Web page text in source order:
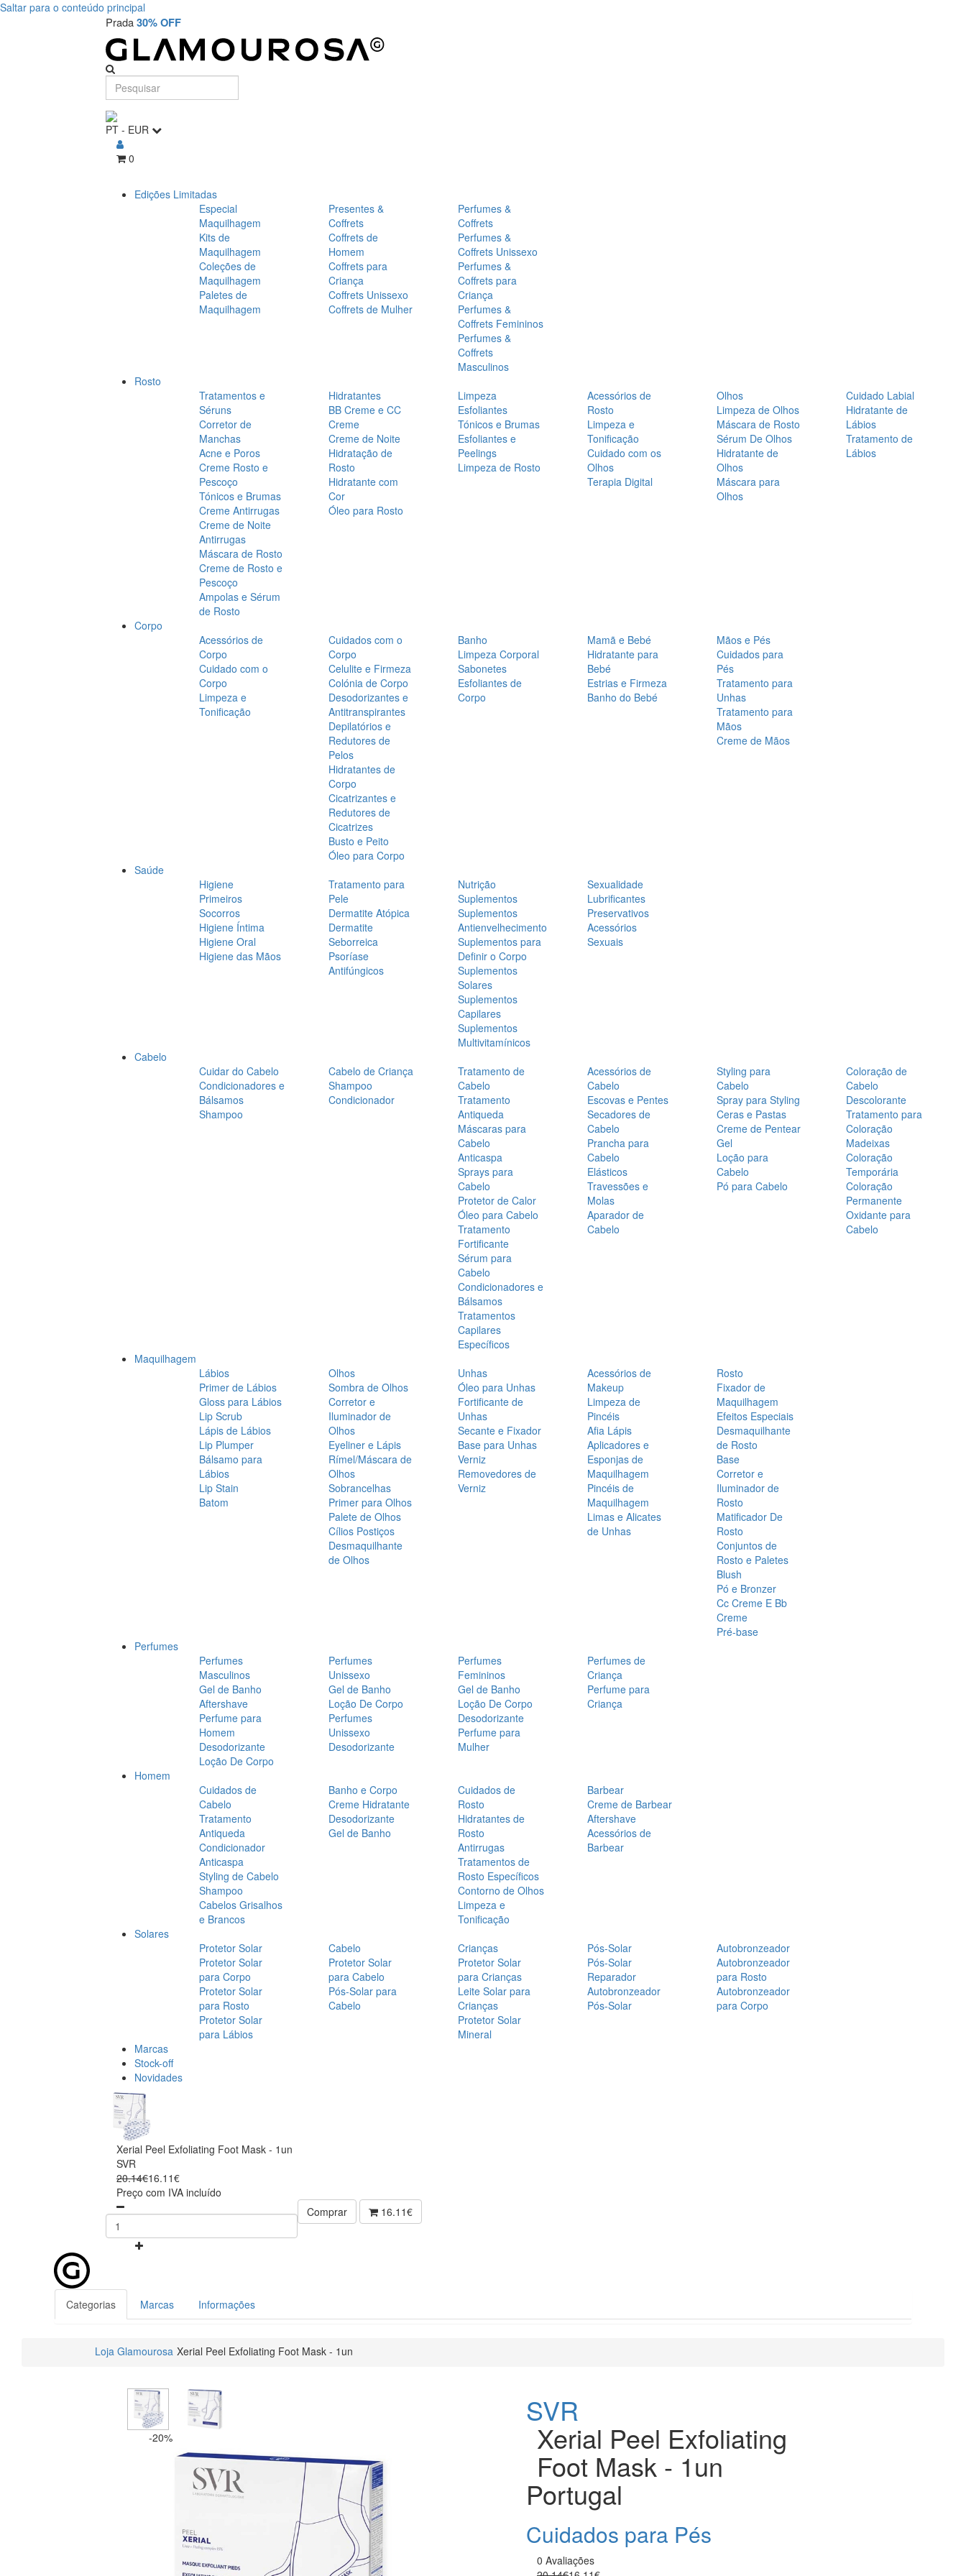
Saltar para o conteúdo principal
Prada30% OFF
PT - EUR
0
Edições Limitadas
Especial
Maquilhagem
Kits de
Maquilhagem
Coleções de
Maquilhagem
Paletes de
Maquilhagem
Presentes &
Coffrets
Coffrets de
Homem
Coffrets para
Criança
Coffrets Unissexo
Coffrets de Mulher
Perfumes &
Coffrets
Perfumes &
Coffrets Unissexo
Perfumes &
Coffrets para
Criança
Perfumes &
Coffrets Femininos
Perfumes &
Coffrets
Masculinos
Rosto
Tratamentos e
Séruns
Corretor de
Manchas
Acne e Poros
Creme Rosto e
Pescoço
Tónicos e Brumas
Creme Antirrugas
Creme de Noite
Antirrugas
Máscara de Rosto
Creme de Rosto e
Pescoço
Ampolas e Sérum
de Rosto
Hidratantes
BB Creme e CC
Creme
Creme de Noite
Hidratação de
Rosto
Hidratante com
Cor
Óleo para Rosto
Limpeza
Esfoliantes
Tónicos e Brumas
Esfoliantes e
Peelings
Limpeza de Rosto
Acessórios de
Rosto
Limpeza e
Tonificação
Cuidado com os
Olhos
Terapia Digital
Olhos
Limpeza de Olhos
Máscara de Rosto
Sérum De Olhos
Hidratante de
Olhos
Máscara para
Olhos
Cuidado Labial
Hidratante de
Lábios
Tratamento de
Lábios
Corpo
Acessórios de
Corpo
Cuidado com o
Corpo
Limpeza e
Tonificação
Cuidados com o
Corpo
Celulite e Firmeza
Colónia de Corpo
Desodorizantes e
Antitranspirantes
Depilatórios e
Redutores de
Pelos
Hidratantes de
Corpo
Cicatrizantes e
Redutores de
Cicatrizes
Busto e Peito
Óleo para Corpo
Banho
Limpeza Corporal
Sabonetes
Esfoliantes de
Corpo
Mamã e Bebé
Hidratante para
Bebé
Estrias e Firmeza
Banho do Bebé
Mãos e Pés
Cuidados para
Pés
Tratamento para
Unhas
Tratamento para
Mãos
Creme de Mãos
Saúde
Higiene
Primeiros
Socorros
Higiene Íntima
Higiene Oral
Higiene das Mãos
Tratamento para
Pele
Dermatite Atópica
Dermatite
Seborreica
Psoríase
Antifúngicos
Nutrição
Suplementos
Suplementos
Antienvelhecimento
Suplementos para
Definir o Corpo
Suplementos
Solares
Suplementos
Capilares
Suplementos
Multivitamínicos
Sexualidade
Lubrificantes
Preservativos
Acessórios
Sexuais
Cabelo
Cuidar do Cabelo
Condicionadores e
Bálsamos
Shampoo
Cabelo de Criança
Shampoo
Condicionador
Tratamento de
Cabelo
Tratamento
Antiqueda
Máscaras para
Cabelo
Anticaspa
Sprays para
Cabelo
Protetor de Calor
Óleo para Cabelo
Tratamento
Fortificante
Sérum para
Cabelo
Condicionadores e
Bálsamos
Tratamentos
Capilares
Específicos
Acessórios de
Cabelo
Escovas e Pentes
Secadores de
Cabelo
Prancha para
Cabelo
Elásticos
Travessões e
Molas
Aparador de
Cabelo
Styling para
Cabelo
Spray para Styling
Ceras e Pastas
Creme de Pentear
Gel
Loção para
Cabelo
Pó para Cabelo
Coloração de
Cabelo
Descolorante
Tratamento para
Coloração
Madeixas
Coloração
Temporária
Coloração
Permanente
Oxidante para
Cabelo
Maquilhagem
Lábios
Primer de Lábios
Gloss para Lábios
Lip Scrub
Lápis de Lábios
Lip Plumper
Bálsamo para
Lábios
Lip Stain
Batom
Olhos
Sombra de Olhos
Corretor e
Iluminador de
Olhos
Eyeliner e Lápis
Rímel/Máscara de
Olhos
Sobrancelhas
Primer para Olhos
Palete de Olhos
Cílios Postiços
Desmaquilhante
de Olhos
Unhas
Óleo para Unhas
Fortificante de
Unhas
Secante e Fixador
Base para Unhas
Verniz
Removedores de
Verniz
Acessórios de
Makeup
Limpeza de
Pincéis
Afia Lápis
Aplicadores e
Esponjas de
Maquilhagem
Pincéis de
Maquilhagem
Limas e Alicates
de Unhas
Rosto
Fixador de
Maquilhagem
Efeitos Especiais
Desmaquilhante
de Rosto
Base
Corretor e
Iluminador de
Rosto
Matificador De
Rosto
Conjuntos de
Rosto e Paletes
Blush
Pó e Bronzer
Cc Creme E Bb
Creme
Pré-base
Perfumes
Perfumes
Masculinos
Gel de Banho
Aftershave
Perfume para
Homem
Desodorizante
Loção De Corpo
Perfumes
Unissexo
Gel de Banho
Loção De Corpo
Perfumes
Unissexo
Desodorizante
Perfumes
Femininos
Gel de Banho
Loção De Corpo
Desodorizante
Perfume para
Mulher
Perfumes de
Criança
Perfume para
Criança
Homem
Cuidados de
Cabelo
Tratamento
Antiqueda
Condicionador
Anticaspa
Styling de Cabelo
Shampoo
Cabelos Grisalhos
e Brancos
Banho e Corpo
Creme Hidratante
Desodorizante
Gel de Banho
Cuidados de
Rosto
Hidratantes de
Rosto
Antirrugas
Tratamentos de
Rosto Específicos
Contorno de Olhos
Limpeza e
Tonificação
Barbear
Creme de Barbear
Aftershave
Acessórios de
Barbear
Solares
Protetor Solar
Protetor Solar
para Corpo
Protetor Solar
para Rosto
Protetor Solar
para Lábios
Cabelo
Protetor Solar
para Cabelo
Pós-Solar para
Cabelo
Crianças
Protetor Solar
para Crianças
Leite Solar para
Crianças
Protetor Solar
Mineral
Pós-Solar
Pós-Solar
Reparador
Autobronzeador
Pós-Solar
Autobronzeador
Autobronzeador
para Rosto
Autobronzeador
para Corpo
Marcas
Stock-off
Novidades
Xerial Peel Exfoliating Foot Mask - 1un
SVR
20.14€16.11€
Preço com IVA incluído
Comprar
16.11€
Categorias Marcas Informações
Loja Glamourosa Xerial Peel Exfoliating Foot Mask - 1un
-20%
SVR
Xerial Peel Exfoliating
Foot Mask - 1un
Portugal
Cuidados para Pés
0 Avaliações